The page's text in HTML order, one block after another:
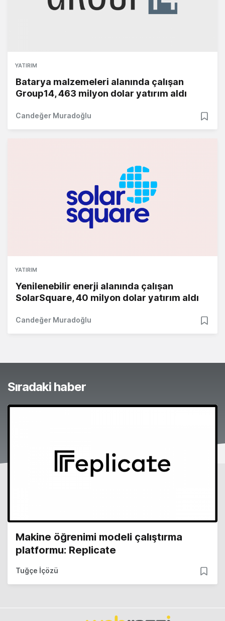
YATIRIM
Batarya malzemeleri alanında çalışan
Group14, 463 milyon dolar yatırım aldı
Candeğer Muradoğlu
YATIRIM
Yenilenebilir enerji alanında çalışan
SolarSquare, 40 milyon dolar yatırım aldı
Candeğer Muradoğlu
Sıradaki haber
Makine öğrenimi modeli çalıştırma
platformu: Replicate
Tuğçe İçözü